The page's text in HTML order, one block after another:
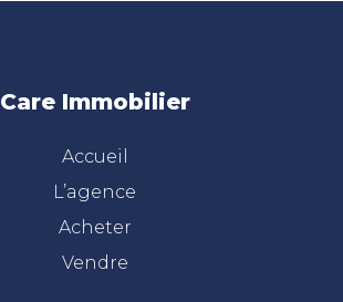
Care Immobilier
Accueil
L’agence
Acheter
Vendre